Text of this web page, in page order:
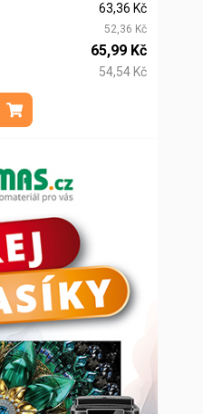
63,36 Kč
52,36 Kč
65,99 Kč
54,54 Kč
ks
Přidat do košíku